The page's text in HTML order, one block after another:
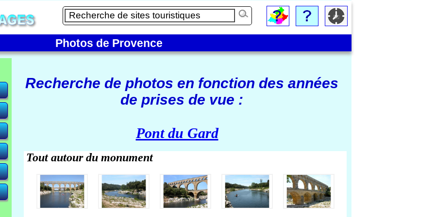
Photos de Provence
Recherche de photos en fonction des années
de prises de vue :
Pont du Gard
Tout autour du monument